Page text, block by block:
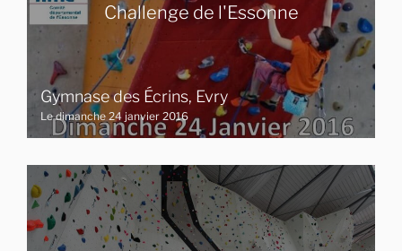
Challenge de l'Essonne
Gymnase des Écrins, Evry
Le dimanche 24 janvier 2016